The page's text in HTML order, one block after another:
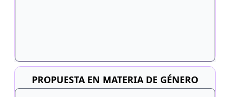
PROPUESTA EN MATERIA DE GÉNERO